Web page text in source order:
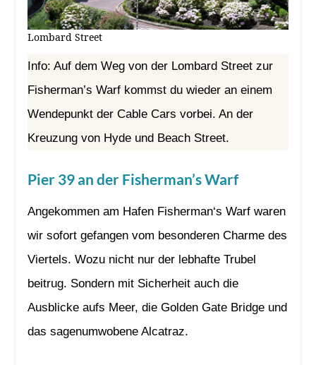
Lombard Street
Info: Auf dem Weg von der Lombard Street zur
Fisherman’s Warf kommst du wieder an einem
Wendepunkt der Cable Cars vorbei. An der
Kreuzung von Hyde und Beach Street.
Pier 39 an der Fisherman’s Warf
Angekommen am Hafen Fisherman‘s Warf waren
wir sofort gefangen vom besonderen Charme des
Viertels. Wozu nicht nur der lebhafte Trubel
beitrug. Sondern mit Sicherheit auch die
Ausblicke aufs Meer, die Golden Gate Bridge und
das sagenumwobene Alcatraz.